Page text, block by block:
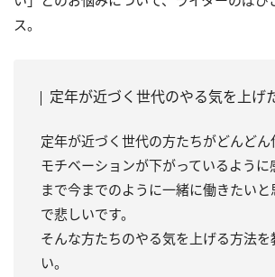
ス。
定年が近づく世代のやる気を上げ
定年が近づく世代の方たちがどんどん
モチベーションが下がっているように
まで今までのように一緒に働きたいと
で悲しいです。
そんな方たちのやる気を上げる方法を
い。